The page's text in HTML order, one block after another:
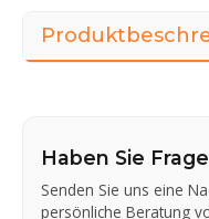
Haben Sie
Senden Sie uns eine
persönliche Beratung